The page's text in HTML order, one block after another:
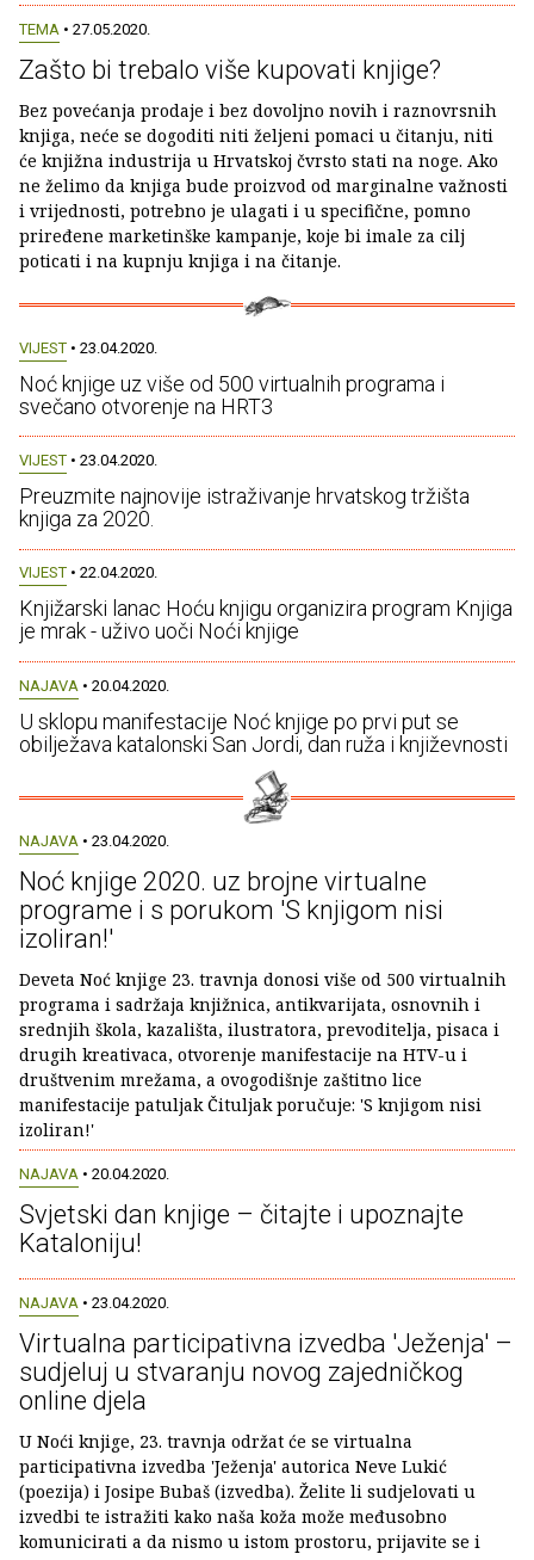
TEMA • 27.05.2020.
Zašto bi trebalo više kupovati knjige?
Bez povećanja prodaje i bez dovoljno novih i raznovrsnih
knjiga, neće se dogoditi niti željeni pomaci u čitanju, niti
će knjižna industrija u Hrvatskoj čvrsto stati na noge. Ako
ne želimo da knjiga bude proizvod od marginalne važnosti
i vrijednosti, potrebno je ulagati i u specifične, pomno
priređene marketinške kampanje, koje bi imale za cilj
poticati i na kupnju knjiga i na čitanje.
VIJEST • 23.04.2020.
Noć knjige uz više od 500 virtualnih programa i
svečano otvorenje na HRT3
VIJEST • 23.04.2020.
Preuzmite najnovije istraživanje hrvatskog tržišta
knjiga za 2020.
VIJEST • 22.04.2020.
Knjižarski lanac Hoću knjigu organizira program Knjiga
je mrak - uživo uoči Noći knjige
NAJAVA • 20.04.2020.
U sklopu manifestacije Noć knjige po prvi put se
obilježava katalonski San Jordi, dan ruža i književnosti
NAJAVA • 23.04.2020.
Noć knjige 2020. uz brojne virtualne
programe i s porukom 'S knjigom nisi
izoliran!'
Deveta Noć knjige 23. travnja donosi više od 500 virtualnih
programa i sadržaja knjižnica, antikvarijata, osnovnih i
srednjih škola, kazališta, ilustratora, prevoditelja, pisaca i
drugih kreativaca, otvorenje manifestacije na HTV-u i
društvenim mrežama, a ovogodišnje zaštitno lice
manifestacije patuljak Čituljak poručuje: 'S knjigom nisi
izoliran!'
NAJAVA • 20.04.2020.
Svjetski dan knjige – čitajte i upoznajte
Kataloniju!
NAJAVA • 23.04.2020.
Virtualna participativna izvedba 'Ježenja' –
sudjeluj u stvaranju novog zajedničkog
online djela
U Noći knjige, 23. travnja održat će se virtualna
participativna izvedba 'Ježenja' autorica Neve Lukić
(poezija) i Josipe Bubaš (izvedba). Želite li sudjelovati u
izvedbi te istražiti kako naša koža može međusobno
komunicirati a da nismo u istom prostoru, prijavite se i